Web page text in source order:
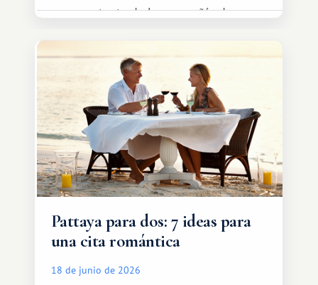
representante de la compañía de
tranquilamente hasta el complejo
turístico.
Pattaya para dos: 7 ideas para
una cita romántica
18 de junio de 2026